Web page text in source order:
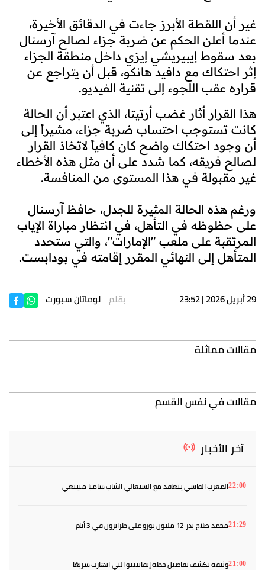
غير أن اللقطة الأبرز جاءت في الدقائق الأخيرة،
عندما أعلن الحكم عن ضربة جزاء لصالح آرسنال
بعد سقوط إيبيريشي إيزي داخل منطقة الجزاء
إثر احتكاك مع دافيد هانكو، قبل أن يتراجع عن
قراره عقب اللجوء إلى تقنية الفيديو.
هذا القرار أثار غضب أرتيتا، الذي اعتبر أن الحالة
كانت تستوجب احتساب ضربة جزاء، مشيراً إلى
أن وجود احتكاك واضح كان كافياً لاتخاذ القرار
لصالح فريقه، كما شدد على أن مثل هذه الأخطاء
غير مقبولة في هذا المستوى من المنافسة.
ورغم هذه الحالة المثيرة للجدل، حافظ آرسنال
على حظوظه في التأهل، في انتظار مباراة الإياب
المرتقبة على ملعب "الإمارات"، والتي ستحدد
المتأهل إلى النهائي المقرر إقامته في بودابست.
29 أبريل 2026 | 23:52 بقلم لوماتان سبورت
مقالات مماثلة
مقالات في نفس القسم
آخر الأخبار
22:00المغرب الفاسي يتعاقد مع السنغالي الشاب سامبا مبينغي
21:29محمد صلاح يدر 12 مليون يورو على طرابزون في 3 أيام
21:00وثيقة تكشف تفاصيل خطة إنفانتينو التي انهارت سريعًا